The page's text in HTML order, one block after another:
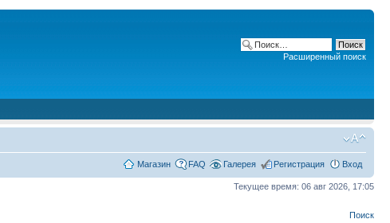
Расширенный поиск
Магазин FAQ Галерея Регистрация Вход
Текущее время: 06 авг 2026, 17:05
Поиск